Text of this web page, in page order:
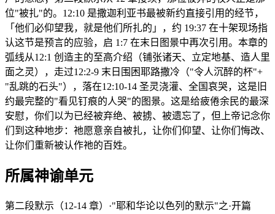
位"被扎"的。12:10 是撒迦利亚书最被新约直接引用的经节，
「他们必仰望我，就是他们所扎的」，约 19:37 在十架现场指
认这节是预言的应验，启 1:7 在末日图景中再次引用。本章的
弧线从12:1 创造主的至高介绍（铺张诸天、立定地基、造人里
面之灵），走过12:2-9 末日围困耶路撒冷（"令人沉醉的杯"+
"乱跳的石头"），落在12:10-14 圣灵浇灌、全国哀哭，这是旧
约最完整的"看见钉痕的人哭"的图景。这是给疲倦余民的最深
安慰，你们以为已经被弃绝、被掳、被遗忘了，但上帝记念你
们到这种地步：祂愿意亲自被扎，让你们仰望、让你们悔改、
让你们重新被认作祂的百姓。
所属神谕单元
第二段默示（12-14 章）·"耶和华论以色列的默示"之·开篇